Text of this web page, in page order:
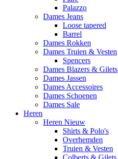
Palazzo
Dames Jeans
Loose tapered
Barrel
Dames Rokken
Dames Truien & Vesten
Spencers
Dames Blazers & Gilets
Dames Jassen
Dames Accessoires
Dames Schoenen
Dames Sale
Heren
Heren Nieuw
Shirts & Polo's
Overhemden
Truien & Vesten
Colberts & Gilets